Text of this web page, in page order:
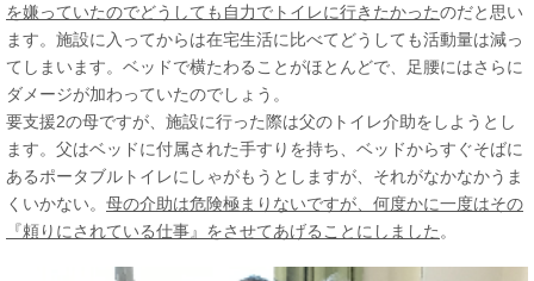
を嫌っていたのでどうしても自力でトイレに行きたかったのだと思い
ます。施設に入ってからは在宅生活に比べてどうしても活動量は減っ
てしまいます。ベッドで横たわることがほとんどで、足腰にはさらに
ダメージが加わっていたのでしょう。
要支援2の母ですが、施設に行った際は父のトイレ介助をしようとし
ます。父はベッドに付属された手すりを持ち、ベッドからすぐそばに
あるポータブルトイレにしゃがもうとしますが、それがなかなかうま
くいかない。 母の介助は危険極まりないですが、何度かに一度はその
『頼りにされている仕事』をさせてあげることにしました 。